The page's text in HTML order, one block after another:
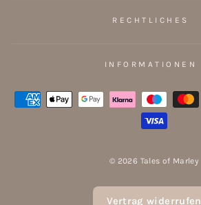
RECHTLICHES
INFORMATIONEN
© 2026 Tales of Marley
Vertrag widerrufen